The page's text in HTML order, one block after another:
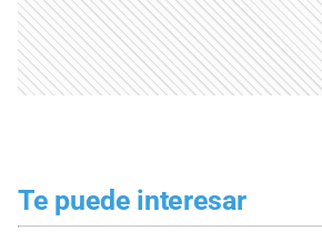
Te puede interesar